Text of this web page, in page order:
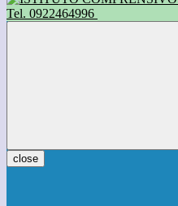
Tel. 0922464996
close